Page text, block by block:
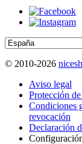
© 2010-2026
Aviso legal
Protección
Condiciones
revocación
Declaración